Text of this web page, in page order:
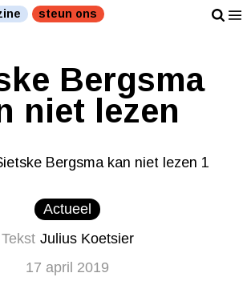
steun ons
Bergsma
niet lezen
Actueel
Tekst Julius Koetsier
17 april 2019